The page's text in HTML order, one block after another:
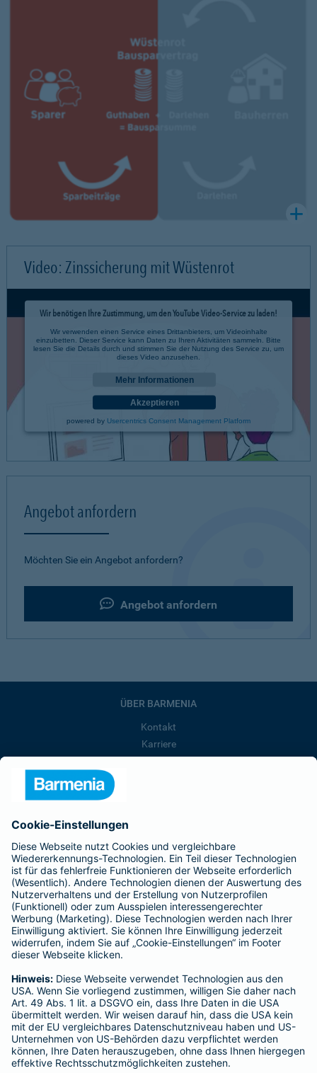
Video: Zinssicherung mit Wüstenrot
Wir benötigen Ihre Zustimmung, um den YouTube Video-Service zu laden!
Wir verwenden einen Service eines Drittanbieters, um Videoinhalte
einzubetten. Dieser Service kann Daten zu Ihren Aktivitäten sammeln. Bitte
lesen Sie die Details durch und stimmen Sie der Nutzung des Service zu, um
dieses Video anzusehen.
Mehr Informationen
Akzeptieren
powered by Usercentrics Consent Management Platform
Angebot anfordern
Möchten Sie ein Angebot anfordern?
Angebot anfordern
ÜBER BARMENIA
Kontakt
Karriere
Presse
Barmenia ist Teil der BarmeniaGothaer
BELIEBTE SEITEN
Kranken-Zusatzversicherung
Tierversicherungen
Haftpflichtversicherung
Hausratversicherung
Adresse ändern
Schaden melden
Kilometerstandsmeldung
Serviceübersicht